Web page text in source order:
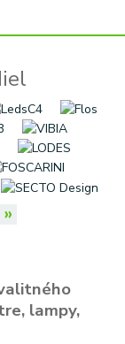
»
lampy,